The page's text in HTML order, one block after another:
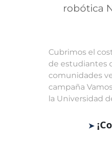
robótica
Cubrimos el
de estudiantes
comunidades
campaña
la Universidad